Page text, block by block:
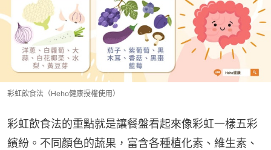
彩虹飲食法（Heho健康授權使用）
彩虹飲食法的重點就是讓餐盤看起來像彩虹一樣五彩
繽紛。不同顏色的蔬果，富含各種植化素、維生素、